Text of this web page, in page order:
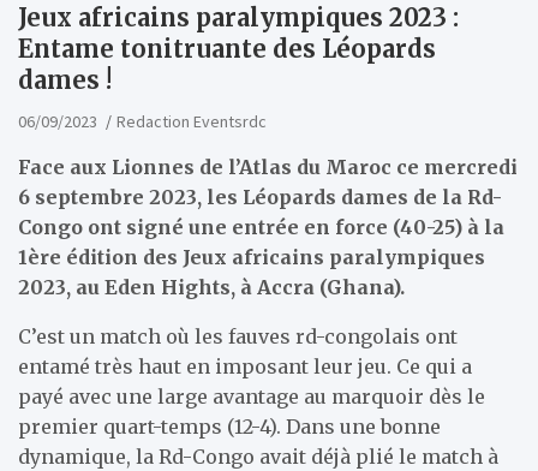
Jeux africains paralympiques 2023 :
Entame tonitruante des Léopards
dames !
06/09/2023 Redaction Eventsrdc
Face aux Lionnes de l’Atlas du Maroc ce mercredi
6 septembre 2023, les Léopards dames de la Rd-
Congo ont signé une entrée en force (40-25) à la
1ère édition des Jeux africains paralympiques
2023, au Eden Hights, à Accra (Ghana).
C’est un match où les fauves rd-congolais ont
entamé très haut en imposant leur jeu. Ce qui a
payé avec une large avantage au marquoir dès le
premier quart-temps (12-4). Dans une bonne
dynamique, la Rd-Congo avait déjà plié le match à